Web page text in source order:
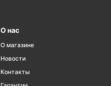
О нас
О магазине
Новости
Контакты